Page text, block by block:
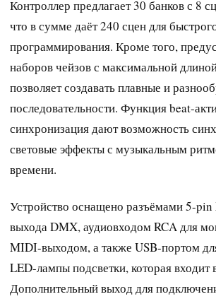
Контроллер предлагает 30 банков с 8
что в сумме даёт 240 сцен для
программирования. Кроме того,
наборов чейзов с максимальной
позволяет создавать плавные и
последовательности. Функция beat-
синхронизация дают возможность
световые эффекты с музыкальным
времени.
Устройство оснащено разъёмами 5-pin
выхода DMX, аудиовходом RCA для
MIDI-выходом, а также USB-портом
LED-лампы подсветки, которая входит
Дополнительный выход для